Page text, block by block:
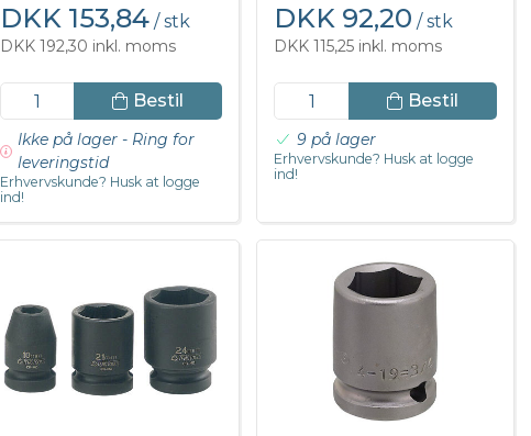
DKK 153,84 / stk
DKK 192,30 inkl. moms
Bestil
Ikke på lager - Ring for
leveringstid
Erhvervskunde? Husk at logge
ind!
DKK 92,20 / stk
DKK 115,25 inkl. moms
Bestil
9 på lager
Erhvervskunde? Husk at logge
ind!